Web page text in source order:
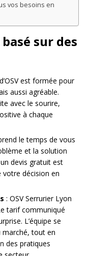
vos besoins en
sur des
est formée pour
aussi agréable.
avec le sourire,
à chaque
le temps de vous
et la solution
devis gratuit est
votre décision en
: OSV Serrurier Lyon
tarif communiqué
L’équipe se
marché, tout en
des pratiques